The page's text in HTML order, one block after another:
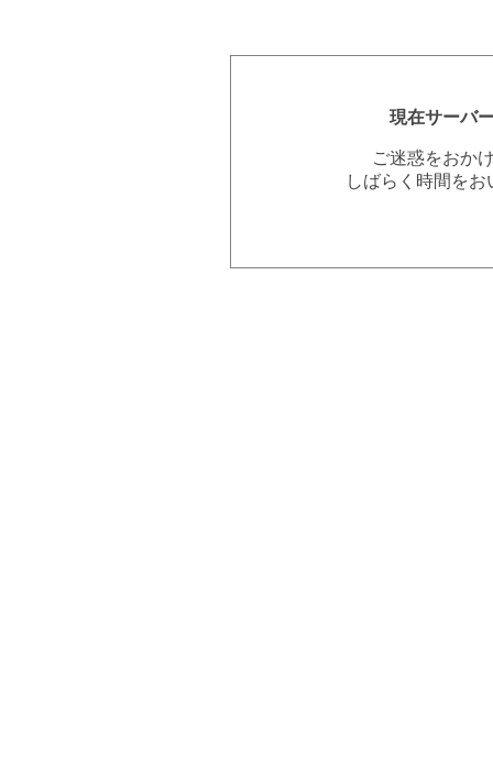
現在サーバ
ご迷惑をおか
しばらく時間を